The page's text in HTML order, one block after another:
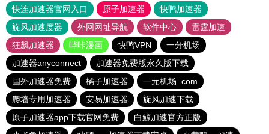
快连加速器官网入口
原子加速器
快鸭加速器
旋风加速度器
外网网址导航 软件中心
雷霆加速
狂飙加速器
哔咔漫画 快鸭VPN
一分机场
加速器anyconnect
加速器免费版永久版下载
国外加速器免费
橘子加速器
一元机场. com
爬墙专用加速器
安易加速器
旋风加速下载
原子加速器app下载官网免费
白鲸加速官方正版